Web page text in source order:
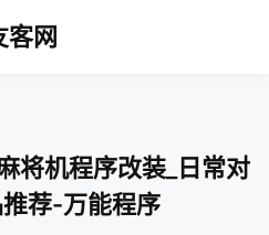
客网
将机程序改装_日常对
荐-万能程序